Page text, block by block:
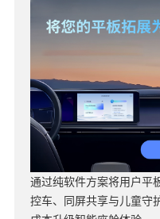
通过纯软件方案将用户平
控车、同屏共享与儿童守